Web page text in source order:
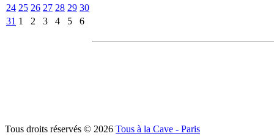
24 25 26 27 28 29 30
31 1 2 3 4 5 6
Tous droits réservés © 2026 Tous à la Cave - Paris